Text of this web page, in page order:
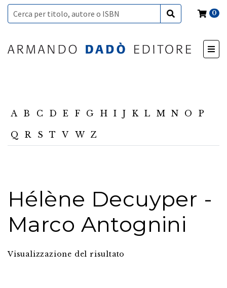
0
A B C D E F G H I J K L M N O P
Q R S T V W Z
Hélène Decuyper -
Marco Antognini
Visualizzazione del risultato